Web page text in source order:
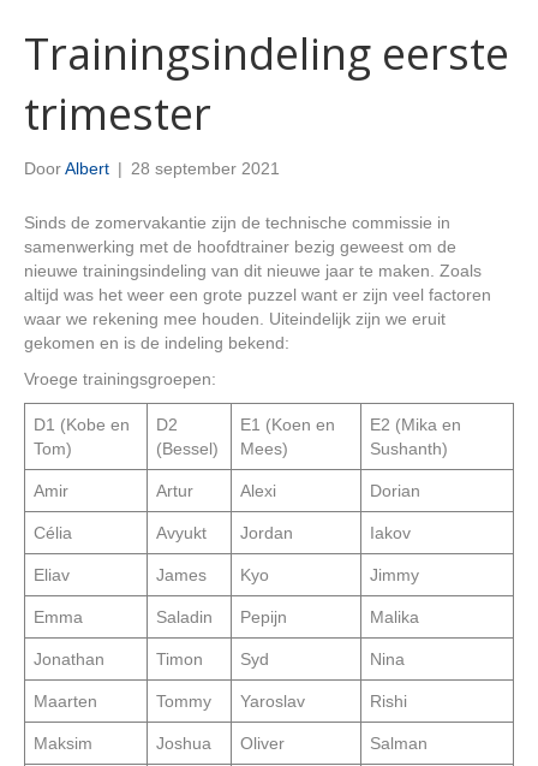
Trainingsindeling eerste
trimester
DoorAlbert | 28 september 2021
Sinds de zomervakantie zijn de technische commissie in
samenwerking met de hoofdtrainer bezig geweest om de
nieuwe trainingsindeling van dit nieuwe jaar te maken. Zoals
altijd was het weer een grote puzzel want er zijn veel factoren
waar we rekening mee houden. Uiteindelijk zijn we eruit
gekomen en is de indeling bekend:
Vroege trainingsgroepen:
D1 (Kobe en
Tom)
D2
(Bessel)
E1 (Koen en
Mees)
E2 (Mika en
Sushanth)
Amir Artur Alexi Dorian
Célia Avyukt Jordan Iakov
Eliav James Kyo Jimmy
Emma Saladin Pepijn Malika
Jonathan Timon Syd Nina
Maarten Tommy Yaroslav Rishi
Maksim Joshua Oliver Salman